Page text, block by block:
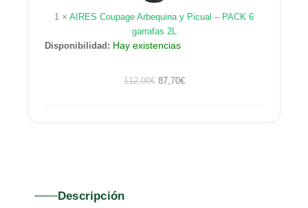
–
PACK
6
garrafas
1 × AIRES Coupage Arbequina y Picual – PACK 6
garrafas 2L
Disponibilidad: Hay existencias
112,00€ 87,70€
Descripción